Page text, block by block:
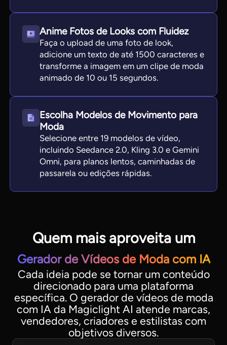
Anime Fotos de Looks com Fluidez
Faça o upload de uma foto de look,
adicione um texto de até 1500 caracteres e
transforme a imagem em um clipe de moda
animado de 10 ou 15 segundos.
Escolha Modelos de Movimento para
Moda
Selecione entre 19 modelos de vídeo,
incluindo Seedance 2.0, Kling 3.0 e Gemini
Omni, para planos lentos, caminhadas de
passarela ou edições rápidas.
Quem mais aproveita um
Gerador de Vídeos de Moda com IA
Cada ideia pode se tornar um conteúdo
direcionado para uma plataforma
específica. O gerador de vídeos de moda
com IA da Magiclight AI atende marcas,
vendedores, criadores e estilistas com
objetivos diversos.